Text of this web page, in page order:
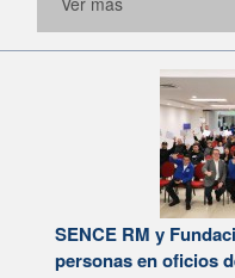
SENCE RM y
personas en oficios